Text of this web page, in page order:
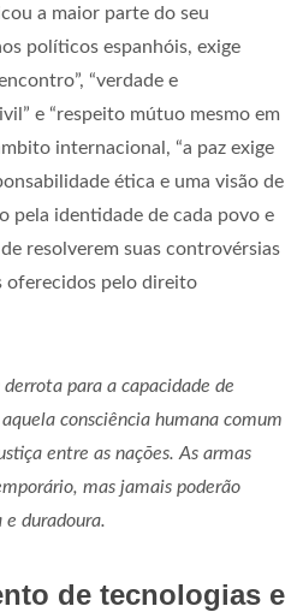
a maior parte do seu
políticos espanhóis, exige
“verdade e
e “respeito mútuo mesmo em
internacional, “a paz exige
ética e uma visão de
pela identidade de cada povo e
resolverem suas controvérsias
oferecidos pelo direito
para a capacidade de
consciência humana comum
entre as nações. As armas
mas jamais poderão
duradoura.
de tecnologias e